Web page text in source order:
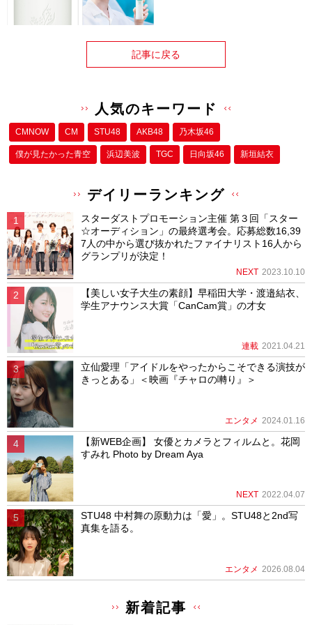
記事に戻る
人気のキーワード
CMNOW CM STU48 AKB48 乃木坂46
僕が⾒たかった⻘空 浜辺美波 TGC 日向坂46 新垣結衣
デイリーランキング
スターダストプロモーション主催 第３回「スター
☆オーディション」の最終選考会。応募総数16,39
7人の中から選び抜かれたファイナリスト16人から
グランプリが決定！
NEXT 2023.10.10
【美しい女子大生の素顔】早稲田大学・渡邉結衣、
学生アナウンス大賞「CanCam賞」の才女
連載 2021.04.21
立仙愛理「アイドルをやったからこそできる演技が
きっとある」＜映画『チャロの囀り』＞
エンタメ 2024.01.16
【新WEB企画】 女優とカメラとフィルムと。花岡
すみれ Photo by Dream Aya
NEXT 2022.04.07
STU48 中村舞の原動力は「愛」。STU48と2nd写
真集を語る。
エンタメ 2026.08.04
新着記事